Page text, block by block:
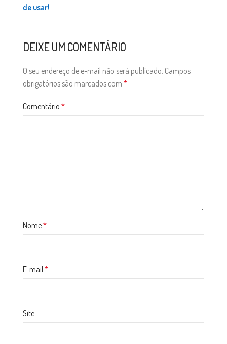
de usar!
DEIXE UM COMENTÁRIO
O seu endereço de e-mail não será publicado. Campos
obrigatórios são marcados com *
Comentário *
Nome*
E-mail *
Site